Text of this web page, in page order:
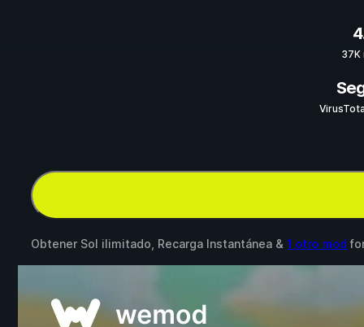
37K
Obtener Sol ilimitado, Recarga Instantánea & 1 otro mod